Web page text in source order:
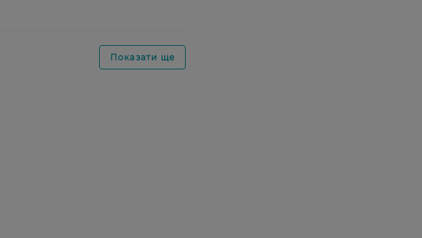
Показати ще